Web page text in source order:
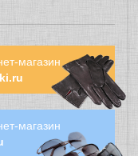
магазин
магазин